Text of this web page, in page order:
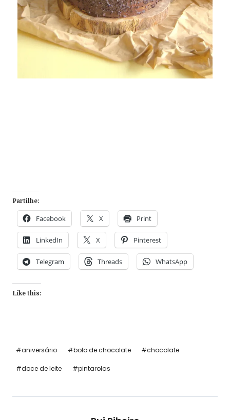
Partilhe:
Facebook X Print
LinkedIn X Pinterest
Telegram Threads WhatsApp
Like this:
Post
#aniversário #bolo de chocolate #chocolate
#doce de leite #pintarolas